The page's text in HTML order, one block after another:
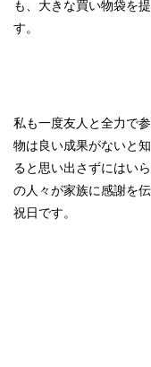
も、大きな買い物袋を
す。
私も一度友人と全力で
物は良い成果がないと
ると思い出さずにはい
の人々が家族に感謝を
祝日です。